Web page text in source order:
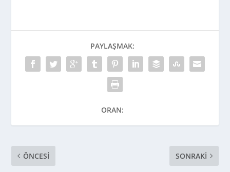
PAYLAŞMAK:
ORAN:
ÖNCESI SONRAKI